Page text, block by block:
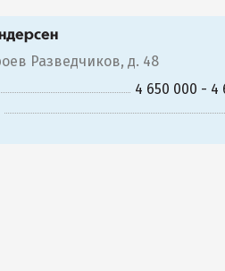
Разведчиков, д. 48
4 650 000 - 4